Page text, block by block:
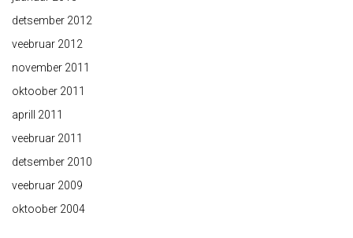
detsember 2012
veebruar 2012
november 2011
oktoober 2011
aprill 2011
veebruar 2011
detsember 2010
veebruar 2009
oktoober 2004